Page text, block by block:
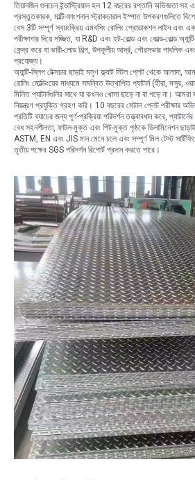
তিয়ানজিন শুনচেন ইন্ডাস্ট্রিয়াল হল 12 বছরের রপ্তানি অভিজ্ঞতা সহ
প্রস্তুতকারক, মাল্টি-ফাংশনাল স্ট্রাকচারাল ইস্পাত উপকরণগুলিতে
বেস 3টি সম্পূর্ণ স্বয়ংক্রিয় এমবসিং রোলিং প্রোডাকশন লাইন এবং
পরীক্ষাগার দিয়ে সজ্জিত, যা R&D এবং হট-রোল্ড এবং কোল্ড-রোল্ড
কেন্দ্র করে যা ভারী-লোড শিল্প, উপকূলীয় আর্দ্র, পৌরসভার পাবলিক এবং
প্রযোজ্য।
অ্যান্টি-স্লিপ টেক্সচার ছাড়াই মসৃণ ফ্ল্যাট স্টিল প্লেট থেকে আলাদা,
রোলিং মোল্ডিংয়ের মাধ্যমে সমন্বিত উত্থাপিত প্যাটার্ন (হীরা, মসুর,
মিলিত প্যাটার্নগুলির সাথে যা কখনও খোসা ছাড়ে না বা পড়ে না। আমরা
নিয়ন্ত্রণ প্রযুক্তি গ্রহণ করি। 10 বছরের মেটাল প্লেট পরীক্ষার
প্রতিটি ব্যাচের জন্য পূর্ণ-প্রক্রিয়া পরিদর্শন তত্ত্বাবধান করে,
বেধ সহনশীলতা, ফাটল-মুক্ত এবং পিট-মুক্ত পৃষ্ঠকে ডিলামিনেশন
ASTM, EN এবং JIS মান মেনে চলে এবং সম্পূর্ণ মিল টেস্ট
তৃতীয় পক্ষের SGS পরিদর্শন রিপোর্ট প্রদান করতে পারে।